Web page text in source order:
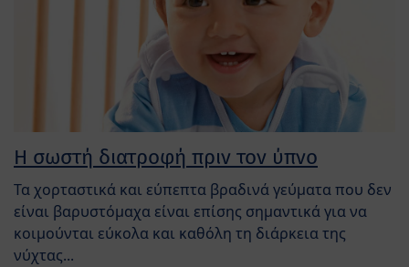
Η σωστή διατροφή πριν τον ύπνο
Τα χορταστικά και εύπεπτα βραδινά γεύματα που δεν
είναι βαρυστόμαχα είναι επίσης σημαντικά για να
κοιμούνται εύκολα και καθόλη τη διάρκεια της
νύχτας...